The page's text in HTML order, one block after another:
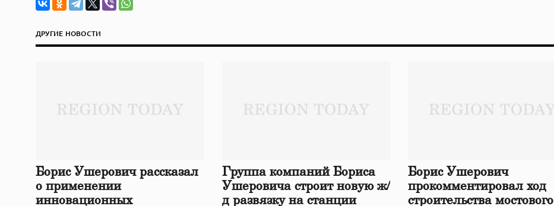
ДРУГИЕ НОВОСТИ
Борис Ушерович рассказал
о применении
инновационных
Группа компаний Бориса
Ушеровича строит новую ж/
д развязку на станции
Борис Ушерович
прокомментировал ход
строительства мостового